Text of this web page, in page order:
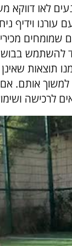
לאו דווקא
עורנו וידיף
שמומחים
להשתמש
תוצאות
אותם.